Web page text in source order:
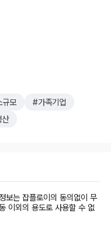
모
#가족기업
보는 잡플로이의 동의없이 무
이외의 용도로 사용할 수 없